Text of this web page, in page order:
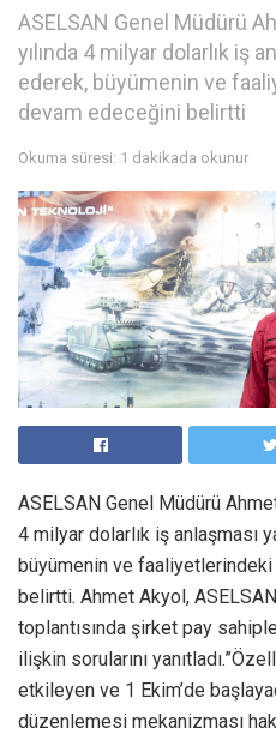
ASELSAN Genel Müdürü
yılında 4 milyar dolarlık iş
ederek, büyümenin ve
devam edeceğini belirtti
Okuma süresi: 1 dakikada okunur
ASELSAN Genel Müdürü
4 milyar dolarlık iş anlaşması
büyümenin ve
belirtti. Ahmet Akyol,
toplantısında şirket pay
ilişkin sorularını
etkileyen ve 1 Ekim’de
düzenlemesi mekanizması